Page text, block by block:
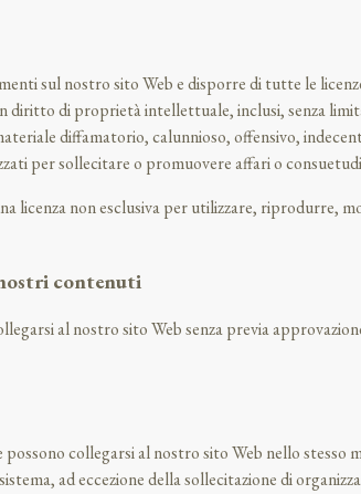
sul nostro sito Web e disporre di tutte le
diritto di proprietà intellettuale, inclusi, senza
diffamatorio, calunnioso, offensivo,
per sollecitare o promuovere affari o
licenza non esclusiva per utilizzare, riprodurre,
contenuti
al nostro sito Web senza previa
collegarsi al nostro sito Web nello stesso
ad eccezione della sollecitazione di